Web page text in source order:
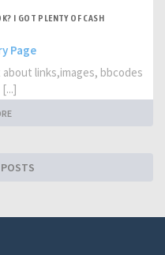
I GOT PLENTY OF CASH
Page
links,images, bbcodes